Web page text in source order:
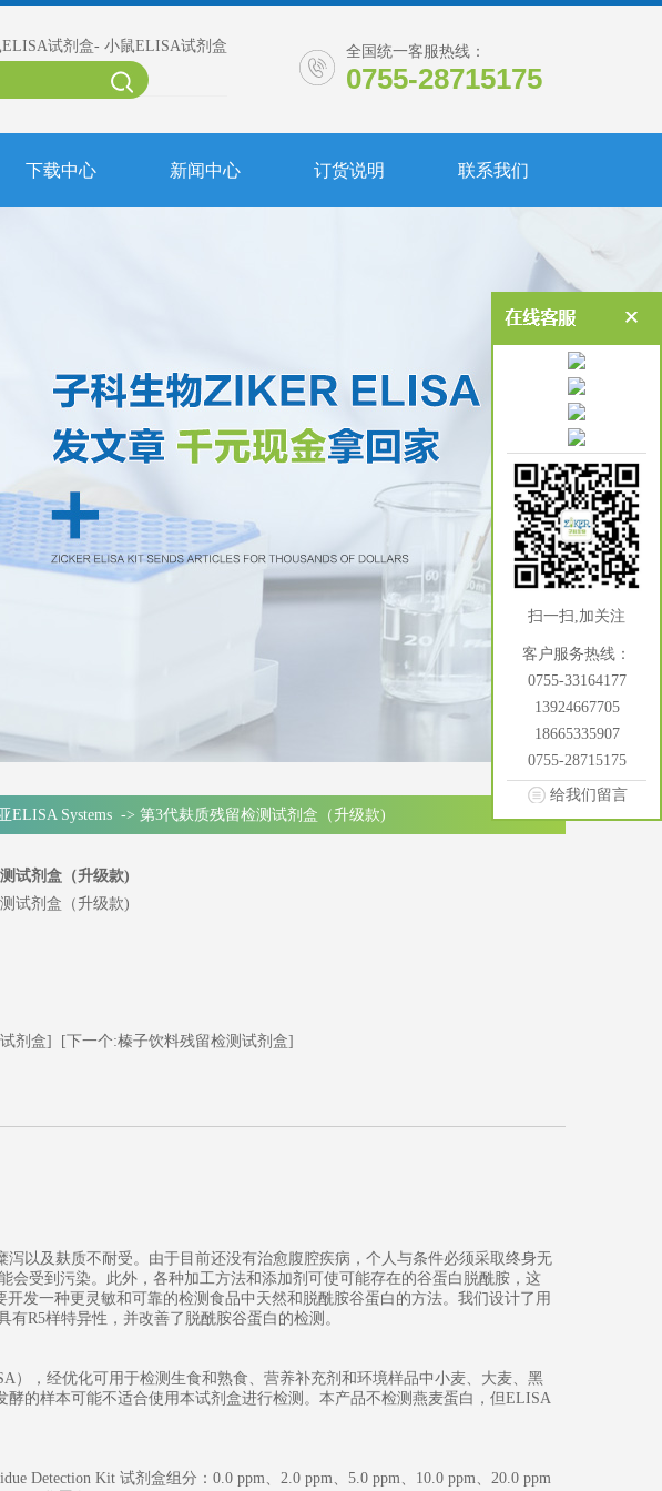
ELISA试剂盒- 小鼠ELISA试剂盒 全国统一客服热线：
0755-28715175
下载中心 新闻中心 订货说明 联系我们
ELISA Systems -> 第3代麸质残留检测试剂盒（升级款)
试剂盒（升级款)
试剂盒（升级款)
剂盒]
[下一个:榛子饮料残留检测试剂盒]
以及麸质不耐受。由于目前还没有治愈腹腔疾病，个人与条件必须采取终身无
会受到污染。此外，各种加工方法和添加剂可使可能存在的谷蛋白脱酰胺，这
发一种更灵敏和可靠的检测食品中天然和脱酰胺谷蛋白的方法。我们设计了用
R5样特异性，并改善了脱酰胺谷蛋白的检测。
），经优化可用于检测生食和熟食、营养补充剂和环境样品中小麦、大麦、黑
的样本可能不适合使用本试剂盒进行检测。本产品不检测燕麦蛋白，但ELISA
Detection Kit 试剂盒组分：0.0 ppm、2.0 ppm、5.0 ppm、10.0 ppm、20.0 ppm
扫一扫,加关注
客户服务热线：
0755-33164177
13924667705
18665335907
0755-28715175
给我们留言